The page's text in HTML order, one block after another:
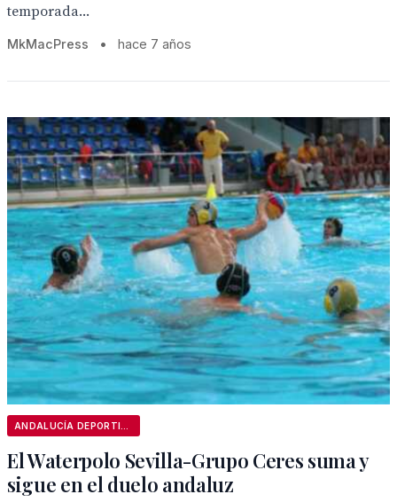
temporada...
MkMacPress • hace 7 años
El Waterpolo Sevilla-Grupo Ceres suma y
sigue en el duelo andaluz